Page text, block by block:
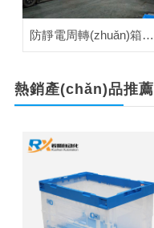
防靜電周轉(zhuǎn)箱應(yīng)用案例
熱銷產(chǎn)品推薦